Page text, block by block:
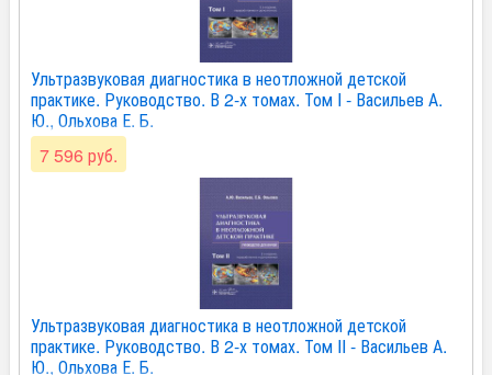
Ультразвуковая диагностика в неотложной детской
практике. Руководство. В 2-х томах. Том I - Васильев А.
Ю., Ольхова Е. Б.
7 596 руб.
Ультразвуковая диагностика в неотложной детской
практике. Руководство. В 2-х томах. Том II - Васильев А.
Ю., Ольхова Е. Б.